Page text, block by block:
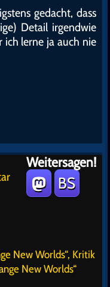
gedacht, dass
Detail irgendwie
lerne ja auch nie
Weitersagen!
BS
New Worlds“, Kritik
New Worlds“